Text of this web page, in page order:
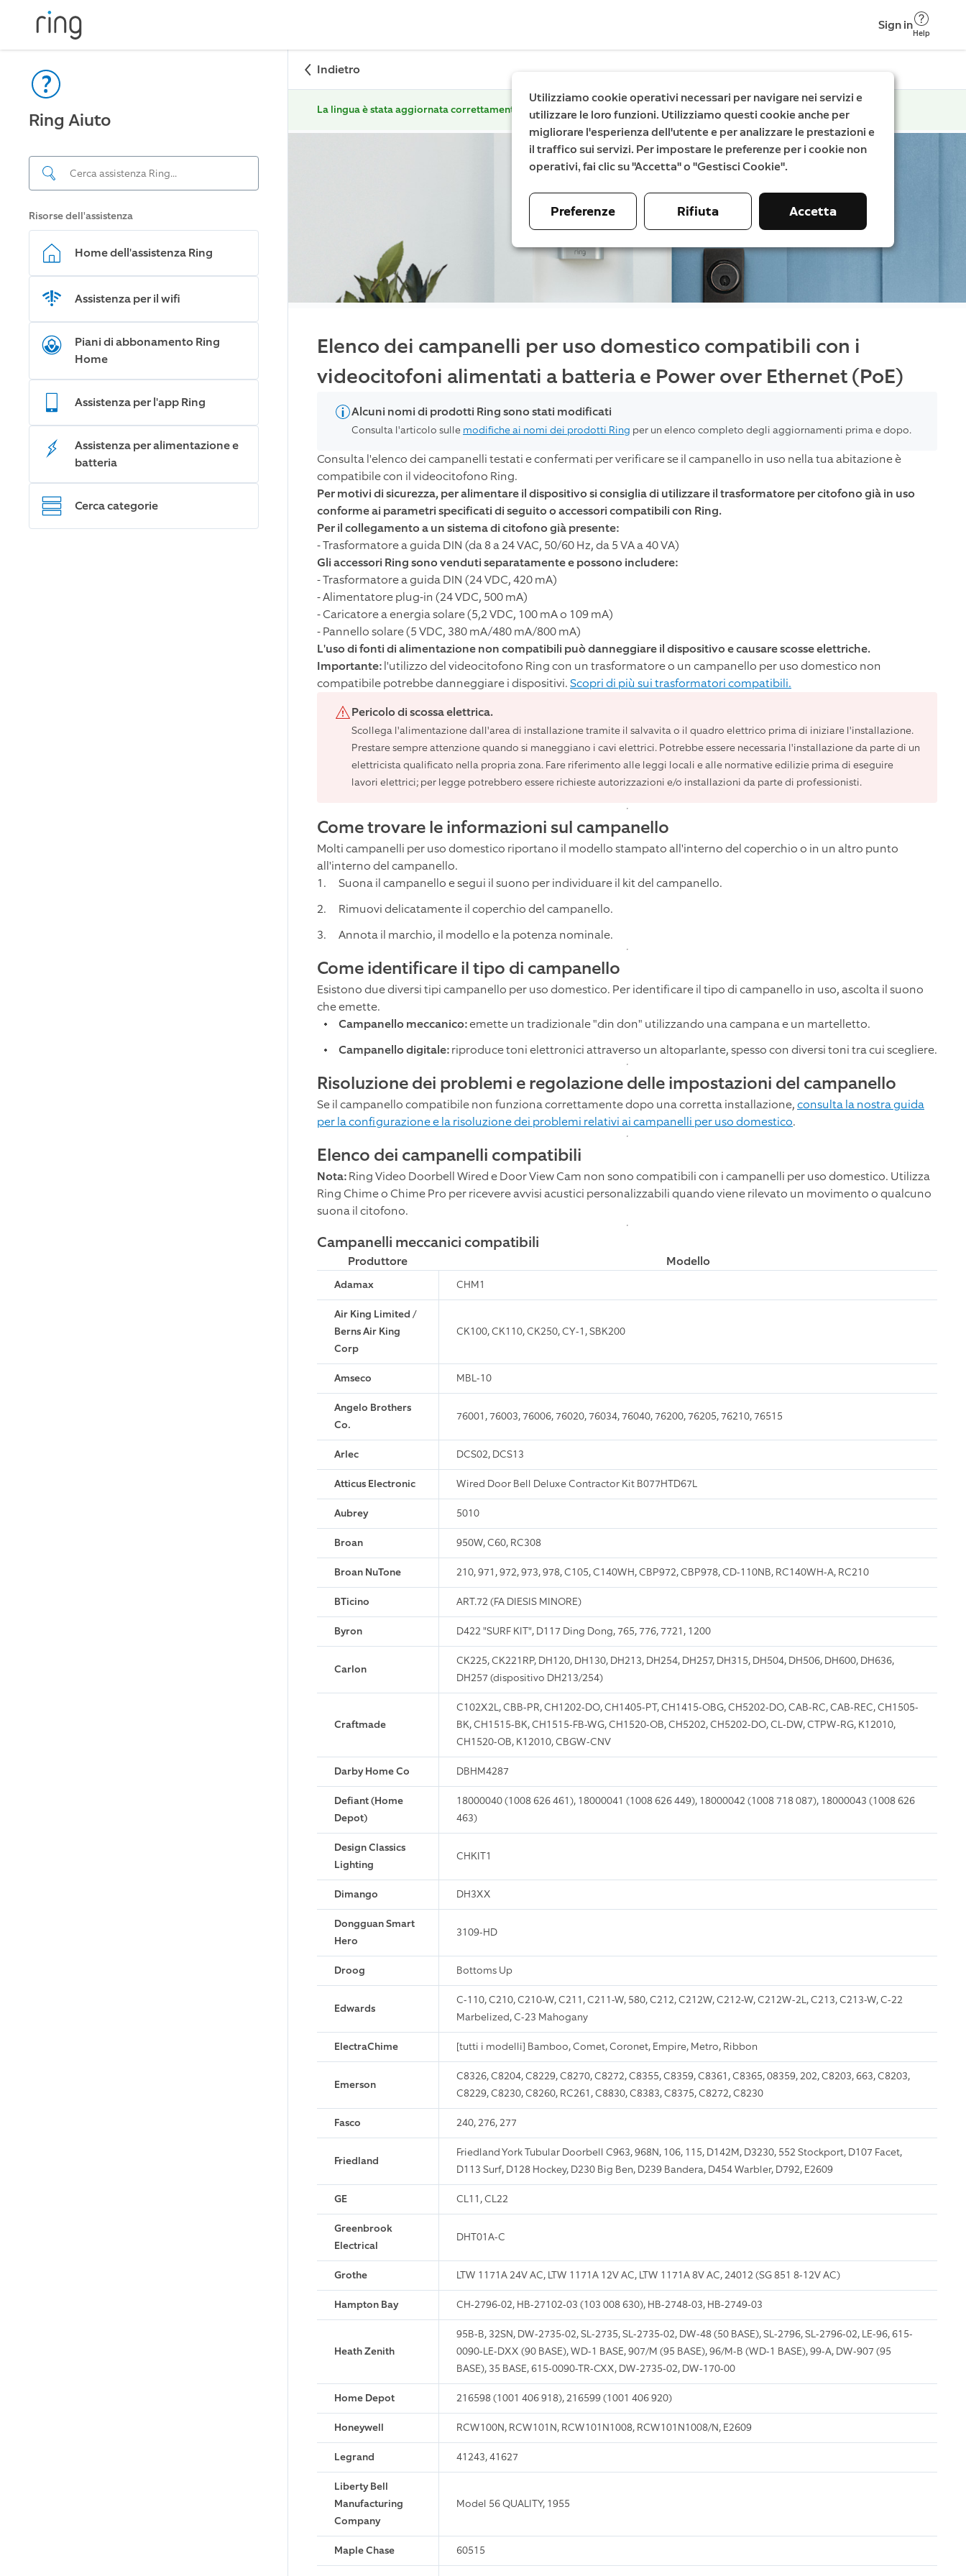
Sign in
Help
Ring Aiuto
Risorse dell'assistenza
Home dell'assistenza Ring
Assistenza per il wifi
Piani di abbonamento Ring
Home
Assistenza per l'app Ring
Assistenza per alimentazione e
batteria
Cerca categorie
Indietro
La lingua è stata aggiornata correttamente.
Elenco dei campanelli per uso domestico compatibili con i
videocitofoni alimentati a batteria e Power over Ethernet (PoE)
Alcuni nomi di prodotti Ring sono stati modificati
Consulta l'articolo sulle modifiche ai nomi dei prodotti Ring per un elenco completo degli aggiornamenti prima e dopo.
Consulta l'elenco dei campanelli testati e confermati per verificare se il campanello in uso nella tua abitazione è
compatibile con il videocitofono Ring.
Per motivi di sicurezza, per alimentare il dispositivo si consiglia di utilizzare il trasformatore per citofono già in uso
conforme ai parametri specificati di seguito o accessori compatibili con Ring.
Per il collegamento a un sistema di citofono già presente:
- Trasformatore a guida DIN (da 8 a 24 VAC, 50/60 Hz, da 5 VA a 40 VA)
Gli accessori Ring sono venduti separatamente e possono includere:
- Trasformatore a guida DIN (24 VDC, 420 mA)
- Alimentatore plug-in (24 VDC, 500 mA)
- Caricatore a energia solare (5,2 VDC, 100 mA o 109 mA)
- Pannello solare (5 VDC, 380 mA/480 mA/800 mA)
L'uso di fonti di alimentazione non compatibili può danneggiare il dispositivo e causare scosse elettriche.
Importante:l'utilizzo del videocitofono Ring con un trasformatore o un campanello per uso domestico non
compatibile potrebbe danneggiare i dispositivi.Scopri di più sui trasformatori compatibili.
Pericolo di scossa elettrica.
Scollega l'alimentazione dall'area di installazione tramite il salvavita o il quadro elettrico prima di iniziare l'installazione.
Prestare sempre attenzione quando si maneggiano i cavi elettrici. Potrebbe essere necessaria l'installazione da parte di un
elettricista qualificato nella propria zona. Fare riferimento alle leggi locali e alle normative edilizie prima di eseguire
lavori elettrici; per legge potrebbero essere richieste autorizzazioni e/o installazioni da parte di professionisti.
Come trovare le informazioni sul campanello
Molti campanelli per uso domestico riportano il modello stampato all'interno del coperchio o in un altro punto
all'interno del campanello.
Suona il campanello e segui il suono per individuare il kit del campanello.
Rimuovi delicatamente il coperchio del campanello.
Annota il marchio, il modello e la potenza nominale.
Come identificare il tipo di campanello
Esistono due diversi tipi campanello per uso domestico. Per identificare il tipo di campanello in uso, ascolta il suono
che emette.
Campanello meccanico:emette un tradizionale "din don" utilizzando una campana e un martelletto.
Campanello digitale:riproduce toni elettronici attraverso un altoparlante, spesso con diversi toni tra cui scegliere.
Risoluzione dei problemi e regolazione delle impostazioni del campanello
Se il campanello compatibile non funziona correttamente dopo una corretta installazione,consulta la nostra guida
per la configurazione e la risoluzione dei problemi relativi ai campanelli per uso domestico.
Elenco dei campanelli compatibili
Nota:Ring Video Doorbell Wired e Door View Cam non sono compatibili con i campanelli per uso domestico. Utilizza
Ring Chime o Chime Pro per ricevere avvisi acustici personalizzabili quando viene rilevato un movimento o qualcuno
suona il citofono.
Campanelli meccanici compatibili
Produttore Modello
Adamax CHM1
Air King Limited /
Berns Air King
Corp
CK100, CK110, CK250, CY-1, SBK200
Amseco MBL-10
Angelo Brothers
Co.
76001, 76003, 76006, 76020, 76034, 76040, 76200, 76205, 76210, 76515
Arlec DCS02, DCS13
Atticus Electronic Wired Door Bell Deluxe Contractor Kit B077HTD67L
Aubrey 5010
Broan 950W, C60, RC308
Broan NuTone 210, 971, 972, 973, 978, C105, C140WH, CBP972, CBP978, CD-110NB, RC140WH-A, RC210
BTicino ART.72 (FA DIESIS MINORE)
Byron D422 "SURF KIT", D117 Ding Dong, 765, 776, 7721, 1200
Carlon
CK225, CK221RP, DH120, DH130, DH213, DH254, DH257, DH315, DH504, DH506, DH600, DH636,
DH257 (dispositivo DH213/254)
Craftmade
C102X2L, CBB-PR, CH1202-DO, CH1405-PT, CH1415-OBG, CH5202-DO, CAB-RC, CAB-REC, CH1505-
BK, CH1515-BK, CH1515-FB-WG, CH1520-OB, CH5202, CH5202-DO, CL-DW, CTPW-RG, K12010,
CH1520-OB, K12010, CBGW-CNV
Darby Home Co DBHM4287
Defiant (Home
Depot)
18000040 (1008 626 461), 18000041 (1008 626 449), 18000042 (1008 718 087), 18000043 (1008 626
463)
Design Classics
Lighting
CHKIT1
Dimango DH3XX
Dongguan Smart
Hero
3109-HD
Droog Bottoms Up
Edwards
C-110, C210, C210-W, C211, C211-W, 580, C212, C212W, C212-W, C212W-2L, C213, C213-W, C-22
Marbelized, C-23 Mahogany
ElectraChime [tutti i modelli] Bamboo, Comet, Coronet, Empire, Metro, Ribbon
Emerson
C8326, C8204, C8229, C8270, C8272, C8355, C8359, C8361, C8365, 08359, 202, C8203, 663, C8203,
C8229, C8230, C8260, RC261, C8830, C8383, C8375, C8272, C8230
Fasco 240, 276, 277
Friedland
Friedland York Tubular Doorbell C963, 968N, 106, 115, D142M, D3230, 552 Stockport, D107 Facet,
D113 Surf, D128 Hockey, D230 Big Ben, D239 Bandera, D454 Warbler, D792, E2609
GE CL11, CL22
Greenbrook
Electrical
DHT01A-C
Grothe LTW 1171A 24V AC, LTW 1171A 12V AC, LTW 1171A 8V AC, 24012 (SG 851 8-12V AC)
Hampton Bay CH-2796-02, HB-27102-03 (103 008 630), HB-2748-03, HB-2749-03
Heath Zenith
95B-B, 32SN, DW-2735-02, SL-2735, SL-2735-02, DW-48 (50 BASE), SL-2796, SL-2796-02, LE-96, 615-
0090-LE-DXX (90 BASE), WD-1 BASE, 907/M (95 BASE), 96/M-B (WD-1 BASE), 99-A, DW-907 (95
BASE), 35 BASE, 615-0090-TR-CXX, DW-2735-02, DW-170-00
Home Depot 216598 (1001 406 918), 216599 (1001 406 920)
Honeywell RCW100N, RCW101N, RCW101N1008, RCW101N1008/N, E2609
Legrand 41243, 41627
Liberty Bell
Manufacturing
Company
Model 56 QUALITY, 1955
Maple Chase 60515
Utilizziamo cookie operativi necessari per navigare nei servizi e
utilizzare le loro funzioni. Utilizziamo questi cookie anche per
migliorare l'esperienza dell'utente e per analizzare le prestazioni e
il traffico sui servizi. Per impostare le preferenze per i cookie non
operativi, fai clic su "Accetta" o "Gestisci Cookie".
Preferenze Rifiuta Accetta